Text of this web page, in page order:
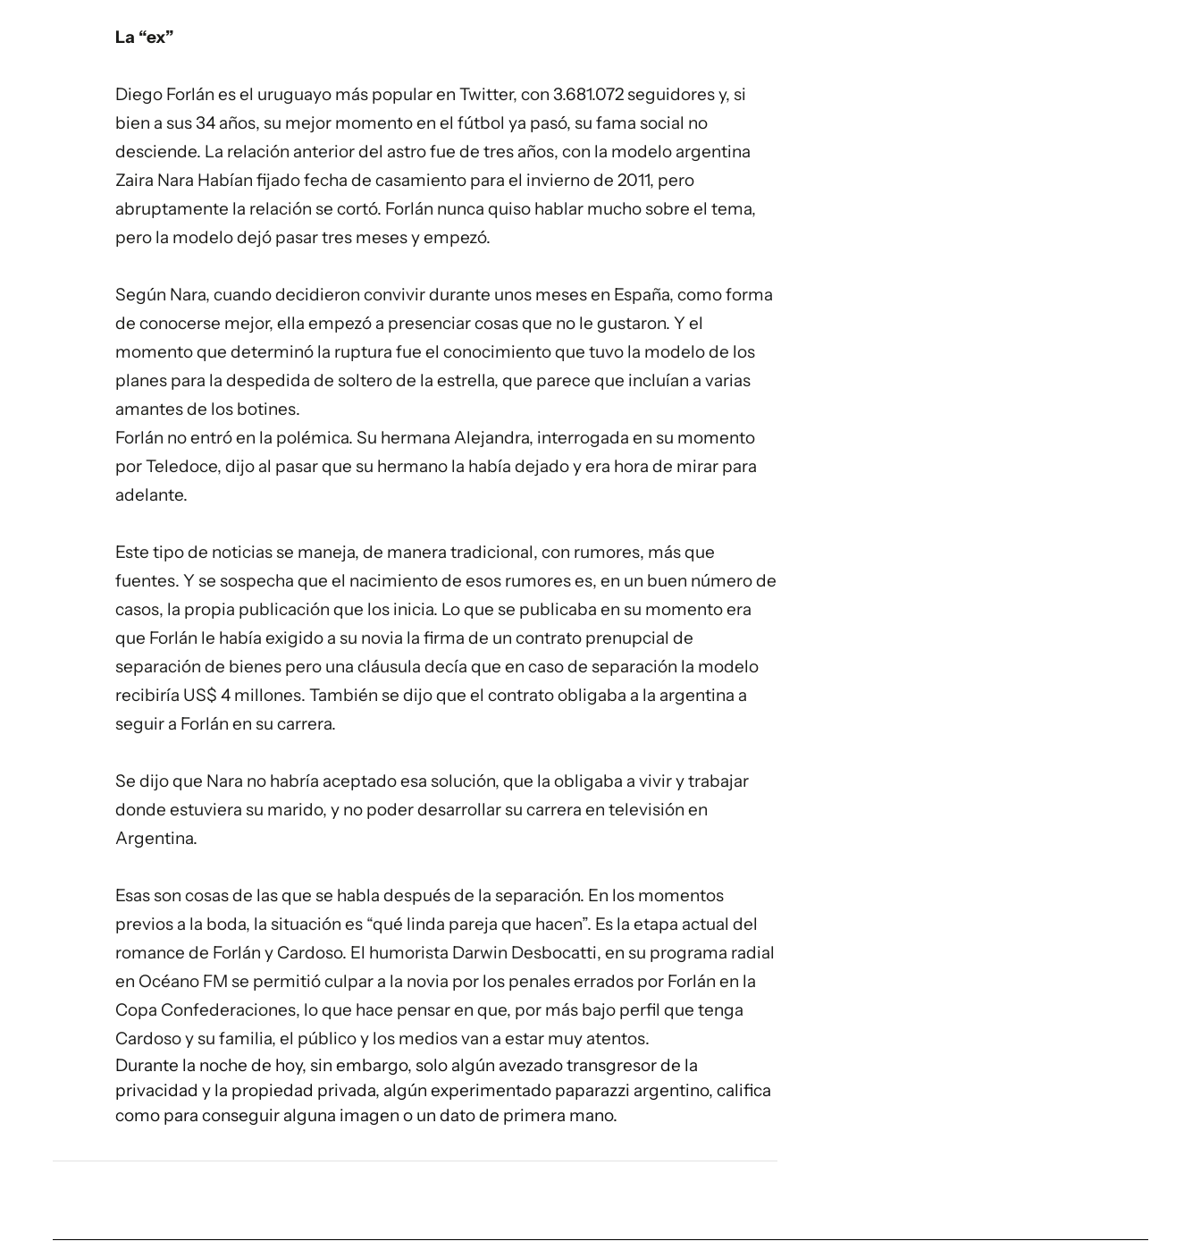
La “ex”
Diego Forlán es el uruguayo más popular en Twitter, con 3.681.072 seguidores y, si
bien a sus 34 años, su mejor momento en el fútbol ya pasó, su fama social no
desciende. La relación anterior del astro fue de tres años, con la modelo argentina
Zaira Nara Habían fijado fecha de casamiento para el invierno de 2011, pero
abruptamente la relación se cortó. Forlán nunca quiso hablar mucho sobre el tema,
pero la modelo dejó pasar tres meses y empezó.
Según Nara, cuando decidieron convivir durante unos meses en España, como forma
de conocerse mejor, ella empezó a presenciar cosas que no le gustaron. Y el
momento que determinó la ruptura fue el conocimiento que tuvo la modelo de los
planes para la despedida de soltero de la estrella, que parece que incluían a varias
amantes de los botines.
Forlán no entró en la polémica. Su hermana Alejandra, interrogada en su momento
por Teledoce, dijo al pasar que su hermano la había dejado y era hora de mirar para
adelante.
Este tipo de noticias se maneja, de manera tradicional, con rumores, más que
fuentes. Y se sospecha que el nacimiento de esos rumores es, en un buen número de
casos, la propia publicación que los inicia. Lo que se publicaba en su momento era
que Forlán le había exigido a su novia la firma de un contrato prenupcial de
separación de bienes pero una cláusula decía que en caso de separación la modelo
recibiría US$ 4 millones. También se dijo que el contrato obligaba a la argentina a
seguir a Forlán en su carrera.
Se dijo que Nara no habría aceptado esa solución, que la obligaba a vivir y trabajar
donde estuviera su marido, y no poder desarrollar su carrera en televisión en
Argentina.
Esas son cosas de las que se habla después de la separación. En los momentos
previos a la boda, la situación es “qué linda pareja que hacen”. Es la etapa actual del
romance de Forlán y Cardoso. El humorista Darwin Desbocatti, en su programa radial
en Océano FM se permitió culpar a la novia por los penales errados por Forlán en la
Copa Confederaciones, lo que hace pensar en que, por más bajo perfil que tenga
Cardoso y su familia, el público y los medios van a estar muy atentos.
Durante la noche de hoy, sin embargo, solo algún avezado transgresor de la
privacidad y la propiedad privada, algún experimentado paparazzi argentino, califica
como para conseguir alguna imagen o un dato de primera mano.